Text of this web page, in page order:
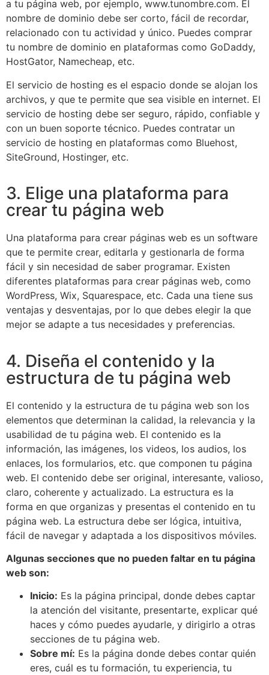
a tu página web, por ejemplo, www.tunombre.com. El
nombre de dominio debe ser corto, fácil de recordar,
relacionado con tu actividad y único. Puedes comprar
tu nombre de dominio en plataformas como GoDaddy,
HostGator, Namecheap, etc.
El servicio de hosting es el espacio donde se alojan los
archivos, y que te permite que sea visible en internet. El
servicio de hosting debe ser seguro, rápido, confiable y
con un buen soporte técnico. Puedes contratar un
servicio de hosting en plataformas como Bluehost,
SiteGround, Hostinger, etc.
3. Elige una plataforma para
crear tu página web
Una plataforma para crear páginas web es un software
que te permite crear, editarla y gestionarla de forma
fácil y sin necesidad de saber programar. Existen
diferentes plataformas para crear páginas web, como
WordPress, Wix, Squarespace, etc. Cada una tiene sus
ventajas y desventajas, por lo que debes elegir la que
mejor se adapte a tus necesidades y preferencias.
4. Diseña el contenido y la
estructura de tu página web
El contenido y la estructura de tu página web son los
elementos que determinan la calidad, la relevancia y la
usabilidad de tu página web. El contenido es la
información, las imágenes, los videos, los audios, los
enlaces, los formularios, etc. que componen tu página
web. El contenido debe ser original, interesante, valioso,
claro, coherente y actualizado. La estructura es la
forma en que organizas y presentas el contenido en tu
página web. La estructura debe ser lógica, intuitiva,
fácil de navegar y adaptada a los dispositivos móviles.
Algunas secciones que no pueden faltar en tu página
web son:
Inicio: Es la página principal, donde debes captar
la atención del visitante, presentarte, explicar qué
haces y cómo puedes ayudarle, y dirigirlo a otras
secciones de tu página web.
Sobre mí: Es la página donde debes contar quién
eres, cuál es tu formación, tu experiencia, tu